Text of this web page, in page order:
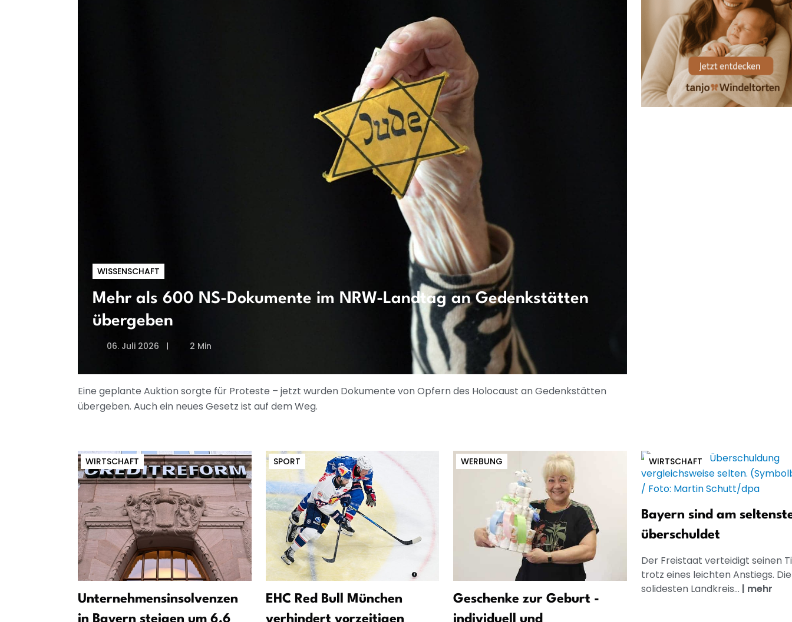
WISSENSCHAFT
Mehr als 600 NS-Dokumente im NRW-Landtag an Gedenkstätten
übergeben
06. Juli 2026 2 Min
Eine geplante Auktion sorgte für Proteste – jetzt wurden Dokumente von Opfern des Holocaust an Gedenkstätten
übergeben. Auch ein neues Gesetz ist auf dem Weg.
WIRTSCHAFT
Unternehmensinsolvenzen
in Bayern steigen um 6,6
SPORT
EHC Red Bull München
verhindert vorzeitigen
WERBUNG
Geschenke zur Geburt -
individuell und
WIRTSCHAFT
Bayern sind am
überschuldet
Der Freistaat verteidigt seinen
trotz eines leichten Anstiegs. Die
solidesten Landkreis... | mehr